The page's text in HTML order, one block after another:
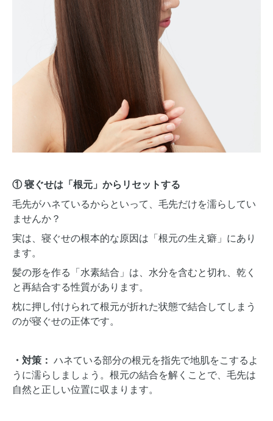
① 寝ぐせは「根元」からリセットする
毛先がハネているからといって、毛先だけを濡らしてい
ませんか？
実は、寝ぐせの根本的な原因は「根元の生え癖」にあり
ます。
髪の形を作る「水素結合」は、水分を含むと切れ、乾く
と再結合する性質があります。
枕に押し付けられて根元が折れた状態で結合してしまう
のが寝ぐせの正体です。
・対策： ハネている部分の根元を指先で地肌をこするよ
うに濡らしましょう。根元の結合を解くことで、毛先は
自然と正しい位置に収まります。